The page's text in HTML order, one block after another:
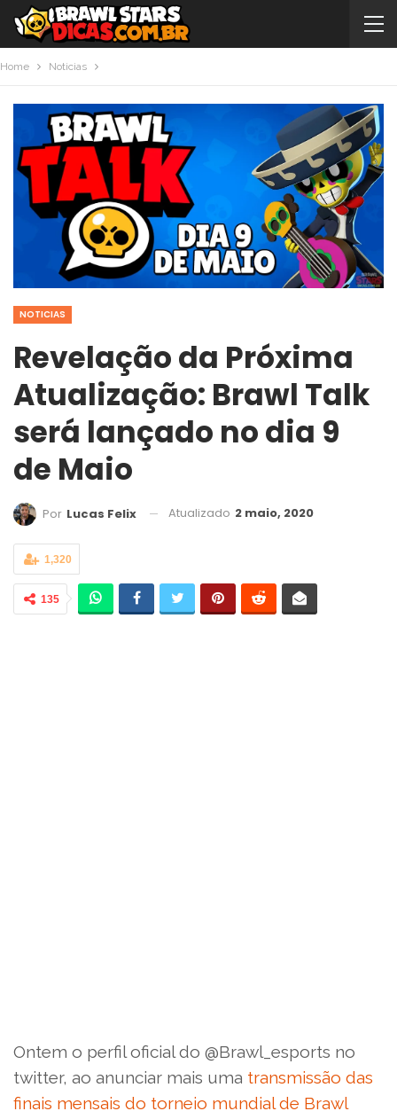
Home Noticias
NOTICIAS
Revelação da Próxima
Atualização: Brawl Talk
será lançado no dia 9
de Maio
Por Lucas Felix Atualizado 2 maio, 2020
1,320
135
Ontem o perfil oficial do @Brawl_esports no
twitter, ao anunciar mais uma transmissão das
finais mensais do torneio mundial de Brawl